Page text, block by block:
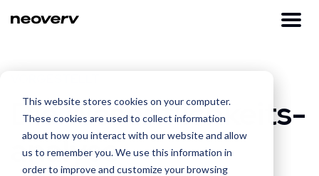
This website stores cookies on your computer.
These cookies are used to collect information
about how you interact with our website and allow
us to remember you. We use this information in
order to improve and customize your browsing
Die Wesentlichkeits­
analyse